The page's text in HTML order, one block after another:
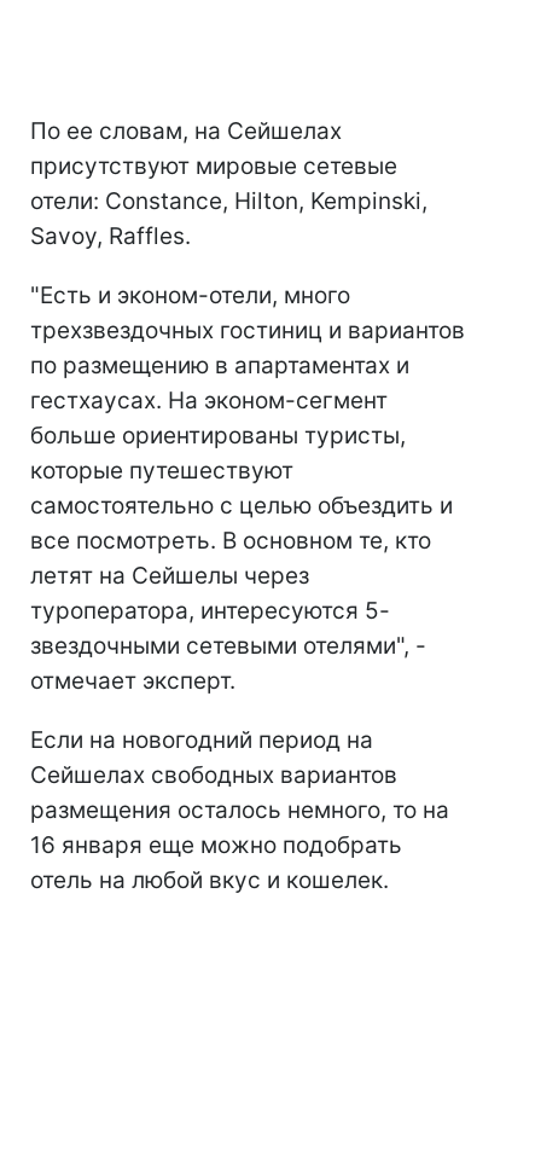
По ее словам, на Сейшелах
присутствуют мировые сетевые
отели: Constance, Hilton, Kempinskі,
Savoy, Raffles.
"Есть и эконом-отели, много
трехзвездочных гостиниц и вариантов
по размещению в апартаментах и
гестхаусах. На эконом-сегмент
больше ориентированы туристы,
которые путешествуют
самостоятельно с целью объездить и
все посмотреть. В основном те, кто
летят на Сейшелы через
туроператора, интересуются 5-
звездочными сетевыми отелями", -
отмечает эксперт.
Если на новогодний период на
Сейшелах свободных вариантов
размещения осталось немного, то на
16 января еще можно подобрать
отель на любой вкус и кошелек.